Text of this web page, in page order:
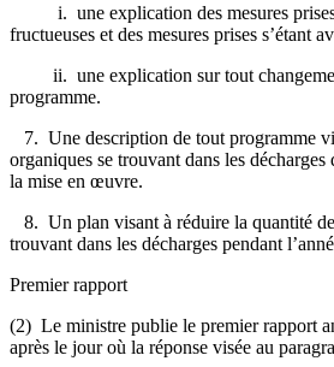
i. une explication des mesures prises
fructueuses et des mesures prises s’étant
ii. une explication sur tout
programme.
7. Une description de tout programme
organiques se trouvant dans les
la mise en œuvre.
8. Un plan visant à réduire la quantité
trouvant dans les décharges pendant
Premier rapport
(2) Le ministre publie le premier rapport
après le jour où la réponse visée au